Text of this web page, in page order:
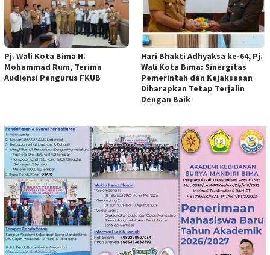
Pj. Wali Kota Bima H.
Mohammad Rum, Terima
Audiensi Pengurus FKUB
Hari Bhakti Adhyaksa ke-64, Pj.
Wali Kota Bima: Sinergitas
Pemerintah dan Kejaksaaan
Diharapkan Tetap Terjalin
Dengan Baik